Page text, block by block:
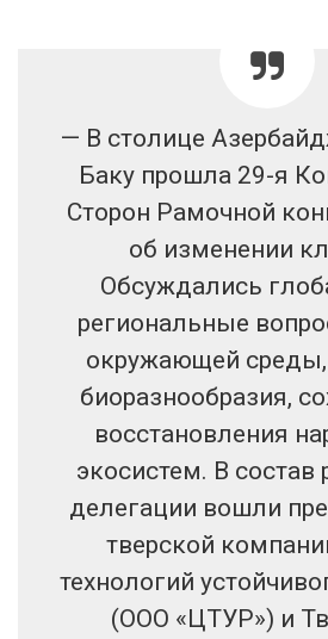
— В столице
Баку прошла 29-я
Сторон Рамочной
об изменении
Обсуждались
региональные
окружающей среды,
биоразнообразия,
восстановления
экосистем. В состав
делегации вошли
тверской
технологий
(ООО «ЦТУР») и